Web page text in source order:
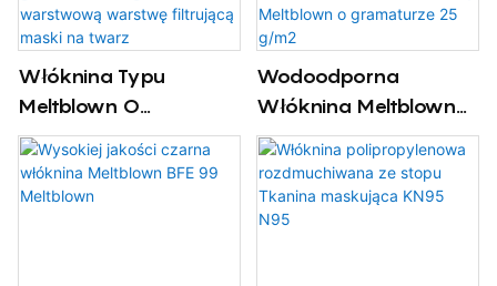
Chirurgiczna Maska ​​​​na
Twarz Tkanina
Filtracyjna
Włóknina Typu
Meltblown O
Gramaturze 25 G/m2
Na 3-Warstwową
Warstwę Filtrującą
Wodoodporna
Włóknina Meltblown
BEF99 Z Mikrofibry
Meltblown O
Gramaturze 25 G/m2